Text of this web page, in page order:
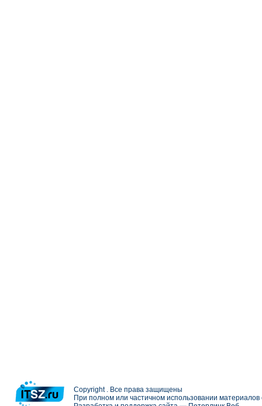
Copyright . Все права защищены
При полном или частичном использовании